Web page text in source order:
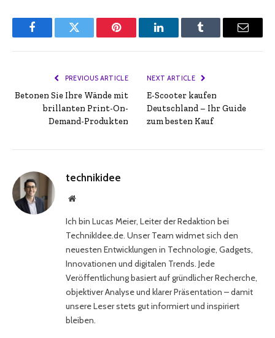
FacebookTwitter Pinterest LinkedInTumblr Email
PREVIOUS ARTICLE
Betonen Sie Ihre Wände mit
brillanten Print-On-
Demand-Produkten
NEXT ARTICLE
E-Scooter kaufen
Deutschland – Ihr Guide
zum besten Kauf
technikidee
Website
Ich bin Lucas Meier, Leiter der Redaktion bei
TechnikIdee.de. Unser Team widmet sich den
neuesten Entwicklungen in Technologie, Gadgets,
Innovationen und digitalen Trends. Jede
Veröffentlichung basiert auf gründlicher Recherche,
objektiver Analyse und klarer Präsentation – damit
unsere Leser stets gut informiert und inspiriert
bleiben.